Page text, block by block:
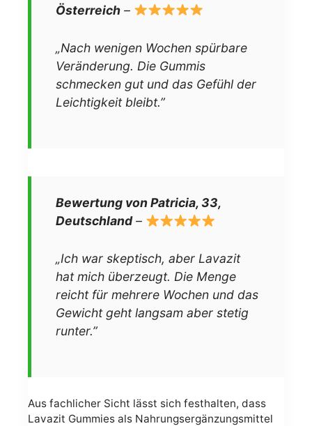
Österreich –
„Nach wenigen Wochen spürbare
Veränderung. Die Gummis
schmecken gut und das Gefühl der
Leichtigkeit bleibt.”
Bewertung von Patricia, 33,
Deutschland–
„Ich war skeptisch, aber Lavazit
hat mich überzeugt. Die Menge
reicht für mehrere Wochen und das
Gewicht geht langsam aber stetig
runter.”
Aus fachlicher Sicht lässt sich festhalten, dass
Lavazit Gummies als Nahrungsergänzungsmittel